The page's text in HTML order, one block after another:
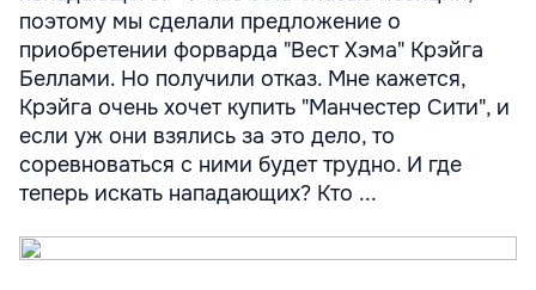
поэтому мы сделали предложение о
приобретении форварда "Вест Хэма" Крэйга
Беллами. Но получили отказ. Мне кажется,
Крэйга очень хочет купить "Манчестер Сити", и
если уж они взялись за это дело, то
соревноваться с ними будет трудно. И где
теперь искать нападающих? Кто ...